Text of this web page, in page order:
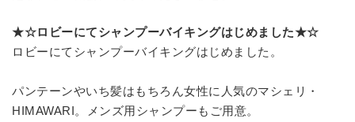
★☆ロビーにてシャンプーバイキングはじめました★☆
ロビーにてシャンプーバイキングはじめました。
パンテーンやいち髪はもちろん女性に人気のマシェリ・
HIMAWARI。メンズ用シャンプーもご用意。